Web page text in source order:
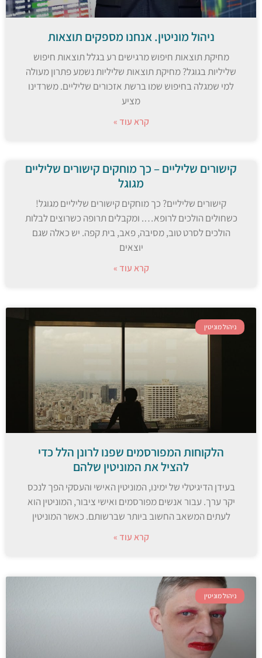
ניהול מוניטין. אנחנו מספקים תוצאות
מחיקת תוצאות חיפוש מרגישים רע בגלל תוצאות חיפוש
שליליות בגוגל? מחיקת תוצאות שליליות נשמע פתרון מעולה
למי שמגלה בחיפוש שמו ברשת אזכורים שליליים. משרדינו
מציע
קרא עוד »
קישורים שליליים – כך מוחקים קישורים שליליים
מגוגל
קישורים שליליים? כך מוחקים קישורים שליליים מגוגל!
כשחולים הולכים לרופא…. ומקבלים תרופה כשרוצים לבלות
הולכים לסרט טוב, מסיבה, פאב, בית קפה. יש כאלה שגם
יוצאים
קרא עוד »
ניהול מוניטין
הלקוחות המפורסמים שפנו לרונן הלל כדי
להציל את המוניטין שלהם
בעידן הדיגיטלי של ימינו, המוניטין האישי והעסקי הפך לנכס
יקר ערך. עבור אנשים מפורסמים ואישי ציבור, המוניטין הוא
לעתים המשאב החשוב ביותר שברשותם. כאשר המוניטין
קרא עוד »
ניהול מוניטין